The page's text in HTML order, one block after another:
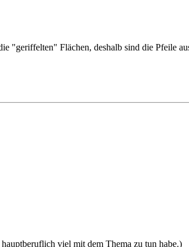
"geriffelten" Flächen, deshalb sind die Pfeile
viel mit dem Thema zu tun habe.)